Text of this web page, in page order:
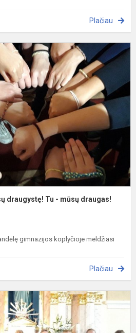
Plačiau
draugystę! Tu - mūsų draugas!
gimnazijos koplyčioje meldžiasi
Plačiau